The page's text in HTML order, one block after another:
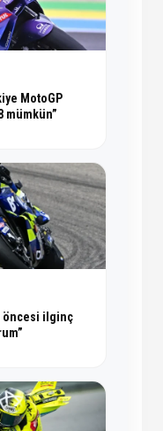
MotoGP
mümkün”
öncesi ilginç